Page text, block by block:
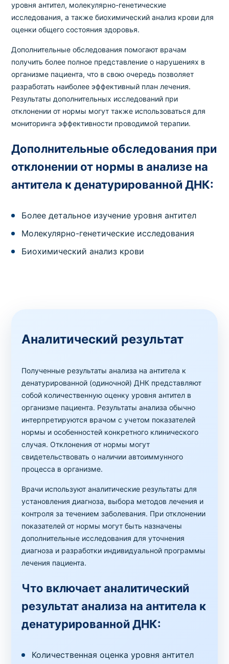
уровня антител, молекулярно-генетические
исследования, а также биохимический анализ крови для
оценки общего состояния здоровья.
Дополнительные обследования помогают врачам
получить более полное представление о нарушениях в
организме пациента, что в свою очередь позволяет
разработать наиболее эффективный план лечения.
Результаты дополнительных исследований при
отклонении от нормы могут также использоваться для
мониторинга эффективности проводимой терапии.
Дополнительные обследования при
отклонении от нормы в анализе на
антитела к денатурированной ДНК:
Более детальное изучение уровня антител
Молекулярно-генетические исследования
Биохимический анализ крови
Аналитический результат
Полученные результаты анализа на антитела к
денатурированной (одиночной) ДНК представляют
собой количественную оценку уровня антител в
организме пациента. Результаты анализа обычно
интерпретируются врачом с учетом показателей
нормы и особенностей конкретного клинического
случая. Отклонения от нормы могут
свидетельствовать о наличии автоиммунного
процесса в организме.
Врачи используют аналитические результаты для
установления диагноза, выбора методов лечения и
контроля за течением заболевания. При отклонении
показателей от нормы могут быть назначены
дополнительные исследования для уточнения
диагноза и разработки индивидуальной программы
лечения пациента.
Что включает аналитический
результат анализа на антитела к
денатурированной ДНК:
Количественная оценка уровня антител